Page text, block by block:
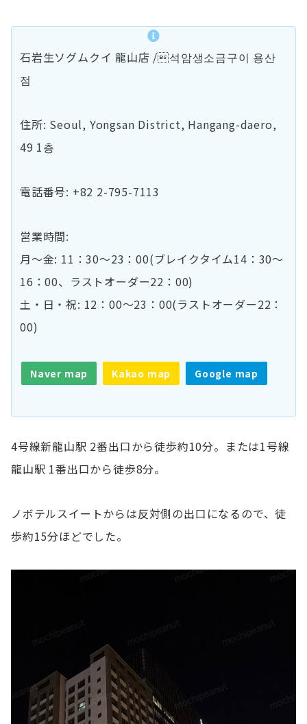
石岩生ソグムクイ 龍山店 /석암생소금구이 용산
점
住所: Seoul, Yongsan District, Hangang-daero,
49 1층
電話番号: +82 2-795-7113
営業時間:
月～金: 11：30～23：00(ブレイクタイム14：30～
16：00、ラストオーダー22：00)
土・日・祝: 12：00～23：00(ラストオーダー22：
00)
Naver map Kakao map Google map
4号線新龍山駅 2番出口から徒歩約10分。または1号線
龍山駅 1番出口から徒歩8分。
ノボテルスイートからは反対側の出口になるので、徒
歩約15分ほどでした。